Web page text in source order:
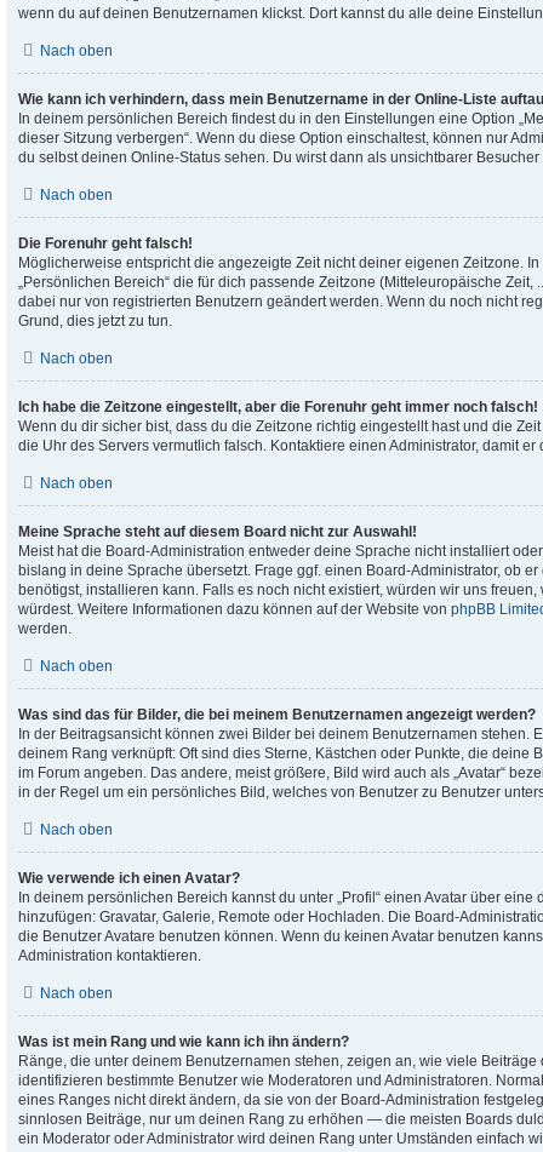
wenn du auf deinen Benutzernamen klickst. Dort kannst du alle deine
Nach oben
Wie kann ich verhindern, dass mein Benutzername in der Online-Liste
In deinem persönlichen Bereich findest du in den Einstellungen eine Option
dieser Sitzung verbergen“. Wenn du diese Option einschaltest, können nur
du selbst deinen Online-Status sehen. Du wirst dann als unsichtbarer Besucher
Nach oben
Die Forenuhr geht falsch!
Möglicherweise entspricht die angezeigte Zeit nicht deiner eigenen Zeitzone.
„Persönlichen Bereich“ die für dich passende Zeitzone (Mitteleuropäische Zeit,
dabei nur von registrierten Benutzern geändert werden. Wenn du noch nicht
Grund, dies jetzt zu tun.
Nach oben
Ich habe die Zeitzone eingestellt, aber die Forenuhr geht immer noch falsch!
Wenn du dir sicher bist, dass du die Zeitzone richtig eingestellt hast und die
die Uhr des Servers vermutlich falsch. Kontaktiere einen Administrator, damit
Nach oben
Meine Sprache steht auf diesem Board nicht zur Auswahl!
Meist hat die Board-Administration entweder deine Sprache nicht installiert
bislang in deine Sprache übersetzt. Frage ggf. einen Board-Administrator, ob
benötigst, installieren kann. Falls es noch nicht existiert, würden wir uns
würdest. Weitere Informationen dazu können auf der Website von phpBB
werden.
Nach oben
Was sind das für Bilder, die bei meinem Benutzernamen angezeigt werden?
In der Beitragsansicht können zwei Bilder bei deinem Benutzernamen stehen.
deinem Rang verknüpft: Oft sind dies Sterne, Kästchen oder Punkte, die deine
im Forum angeben. Das andere, meist größere, Bild wird auch als „Avatar“
in der Regel um ein persönliches Bild, welches von Benutzer zu Benutzer
Nach oben
Wie verwende ich einen Avatar?
In deinem persönlichen Bereich kannst du unter „Profil“ einen Avatar über
hinzufügen: Gravatar, Galerie, Remote oder Hochladen. Die Board-
die Benutzer Avatare benutzen können. Wenn du keinen Avatar benutzen
Administration kontaktieren.
Nach oben
Was ist mein Rang und wie kann ich ihn ändern?
Ränge, die unter deinem Benutzernamen stehen, zeigen an, wie viele
identifizieren bestimmte Benutzer wie Moderatoren und Administratoren.
eines Ranges nicht direkt ändern, da sie von der Board-Administration
sinnlosen Beiträge, nur um deinen Rang zu erhöhen — die meisten Boards
ein Moderator oder Administrator wird deinen Rang unter Umständen einfach